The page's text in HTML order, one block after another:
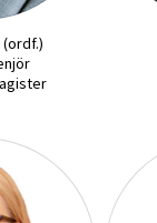
(ordf.)